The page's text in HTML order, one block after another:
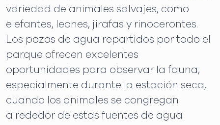
variedad de animales salvajes, como
elefantes, leones, jirafas y rinocerontes.
Los pozos de agua repartidos por todo el
parque ofrecen excelentes
oportunidades para observar la fauna,
especialmente durante la estación seca,
cuando los animales se congregan
alrededor de estas fuentes de agua